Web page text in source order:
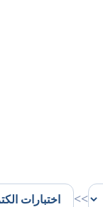
>>